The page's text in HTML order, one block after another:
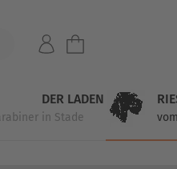
DER LADEN
in Stade